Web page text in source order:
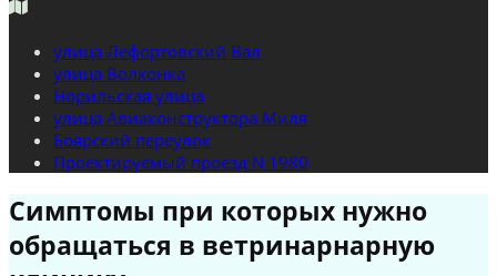
улица Лефортовский Вал
улица Волхонка
Норильская улица
улица Авиаконструктора Миля
Боярский переулок
Проектируемый проезд N 1980
Симптомы при которых нужно
обращаться в ветринарнарную